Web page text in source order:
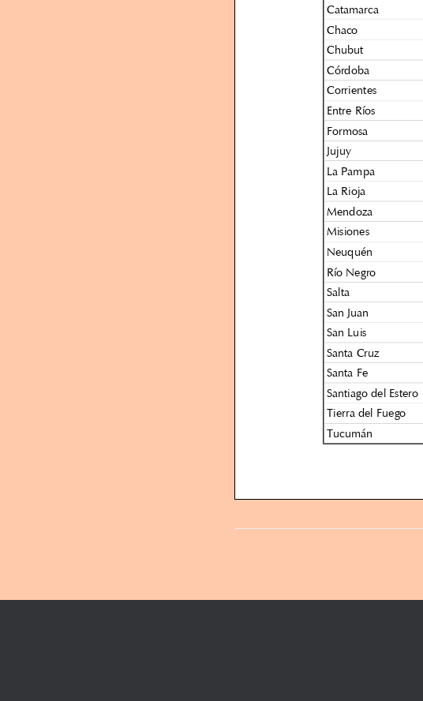
Catamarca 251.645
Chaco 723.133 723
Chubut 350.209 350
Córdoba 2.474.198
Corrientes 689.541
Entre Ríos
Formosa 357.343
Jujuy 433.455 433
La Pampa
La Rioja
Mendoza 1.202.406
Misiones 714.158
Neuquén 397.529
Río Negro
Salta 796.228 796
San Juan
San Luis
Santa Cruz
Santa Fe
Santiago del Estero
Tierra del Fuego
Tucumán 1.001.369